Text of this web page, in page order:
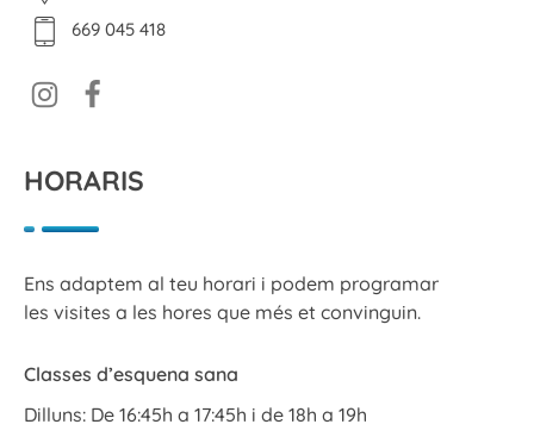
669 045 418
HORARIS
Ens adaptem al teu horari i podem programar
les visites a les hores que més et convinguin.
Classes d’esquena sana
Dilluns: De 16:45h a 17:45h i de 18h a 19h